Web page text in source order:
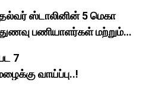
ஸ்டாலினின் 5 மெகா
பணியாளர்கள் மற்றும்
7
வாய்ப்பு..!